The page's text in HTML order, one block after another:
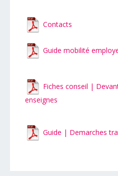
Contacts
Guide mobilité
Fiches conseil |
enseignes
Guide | Demarches